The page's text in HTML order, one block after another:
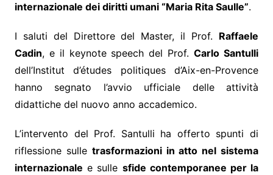
internazionale dei diritti umani “Maria Rita Saulle”.
I saluti del Direttore del Master, il Prof. Raffaele
Cadin, e il keynote speech del Prof.Carlo Santulli
dell’Institut d’études politiques d’Aix-en-Provence
hanno segnato l’avvio ufficiale delle attività
didattiche del nuovo anno accademico.
L’intervento del Prof. Santulli ha offerto spunti di
riflessione sulle trasformazioni in atto nel sistema
internazionale e sulle sfide contemporanee per la